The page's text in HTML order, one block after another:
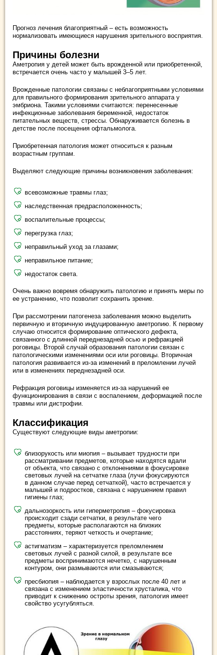
Прогноз лечения благоприятный – есть возможность
нормализовать имеющиеся нарушения зрительного восприятия.
Причины болезни
Аметропия у детей может быть врожденной или приобретенной,
встречается очень часто у малышей 3–5 лет.
Врожденные патологии связаны с неблагоприятными условиями
для правильного формирования зрительного аппарата у
эмбриона. Такими условиями считаются: перенесенные
инфекционные заболевания беременной, недостаток
питательных веществ, стрессы. Обнаруживается болезнь в
детстве после посещения офтальмолога.
Приобретенная патология может относиться к разным
возрастным группам.
Выделяют следующие причины возникновения заболевания:
всевозможные травмы глаз;
наследственная предрасположенность;
воспалительные процессы;
перегрузка глаз;
неправильный уход за глазами;
неправильное питание;
недостаток света.
Очень важно вовремя обнаружить патологию и принять меры по
ее устранению, что позволит сохранить зрение.
При рассмотрении патогенеза заболевания можно выделить
первичную и вторичную индуцированную аметропию. К первому
случаю относится формирование оптического дефекта,
связанного с длинной переднезадней осью и рефракцией
роговицы. Второй случай образования патологии связан с
патологическими изменениями оси или роговицы. Вторичная
патология развивается из-за изменений в преломлении лучей
или в изменениях переднезадней оси.
Рефракция роговицы изменяется из-за нарушений ее
функционирования в связи с воспалением, деформацией после
травмы или дистрофии.
Классификация
Существуют следующие виды аметропии:
близорукость или миопия – вызывает трудности при
рассматривании предметов, которые находятся вдали
от объекта, что связано с отклонениями в фокусировке
световых лучей на сетчатке глаза (лучи фокусируются
в данном случае перед сетчаткой), часто встречается у
малышей и подростков, связана с нарушением правил
гигиены глаз;
дальнозоркость или гиперметропия – фокусировка
происходит сзади сетчатки, в результате чего
предметы, которые располагаются на близких
расстояниях, теряют четкость и очертание;
астигматизм – характеризуется преломлением
световых лучей с разной силой, в результате все
предметы воспринимаются нечетко, с нарушенным
контуром, они размываются или смазываются;
пресбиопия – наблюдается у взрослых после 40 лет и
связана с изменением эластичности хрусталика, что
приводит к снижению остроты зрения, патология имеет
свойство усугубляться.